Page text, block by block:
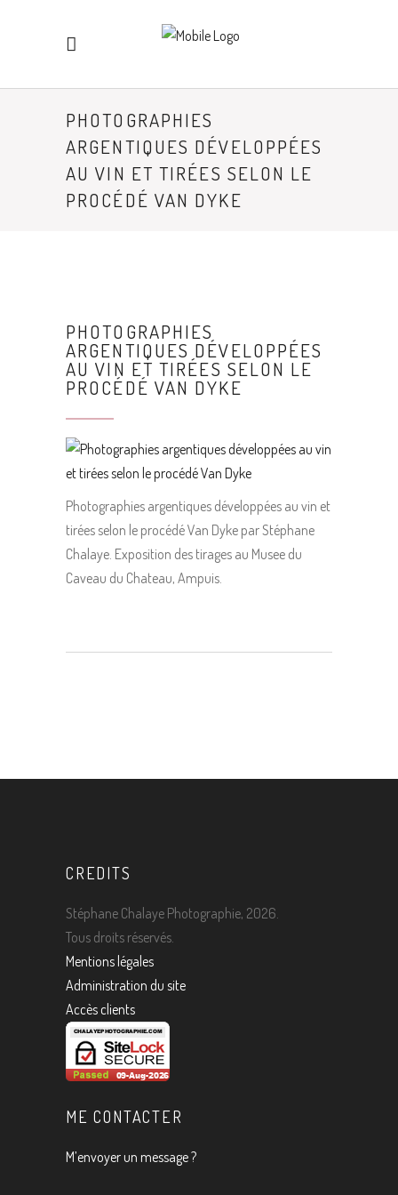
PHOTOGRAPHIES
ARGENTIQUES DÉVELOPPÉES
AU VIN ET TIRÉES SELON LE
PROCÉDÉ VAN DYKE
PHOTOGRAPHIES
ARGENTIQUES DÉVELOPPÉES
AU VIN ET TIRÉES SELON LE
PROCÉDÉ VAN DYKE
Photographies argentiques développées au vin et
tirées selon le procédé Van Dyke par Stéphane
Chalaye. Exposition des tirages au Musee du
Caveau du Chateau, Ampuis.
CREDITS
Stéphane Chalaye Photographie, 2026.
Tous droits réservés.
Mentions légales
Administration du site
Accès clients
ME CONTACTER
M’envoyer un message ?